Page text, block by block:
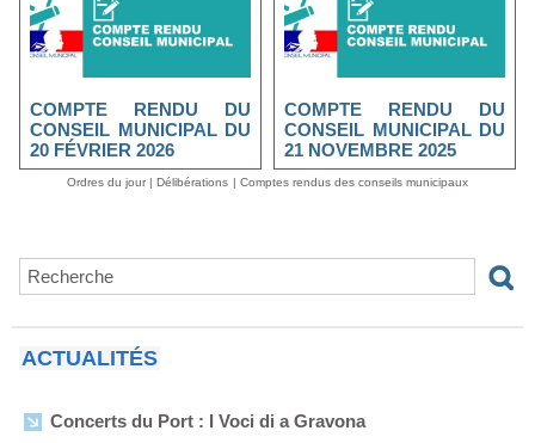
COMPTE RENDU DU
CONSEIL MUNICIPAL DU
20 FÉVRIER 2026
COMPTE RENDU DU
CONSEIL MUNICIPAL DU
21 NOVEMBRE 2025
Ordres du jour | Délibérations | Comptes rendus des conseils municipaux
ACTUALITÉS